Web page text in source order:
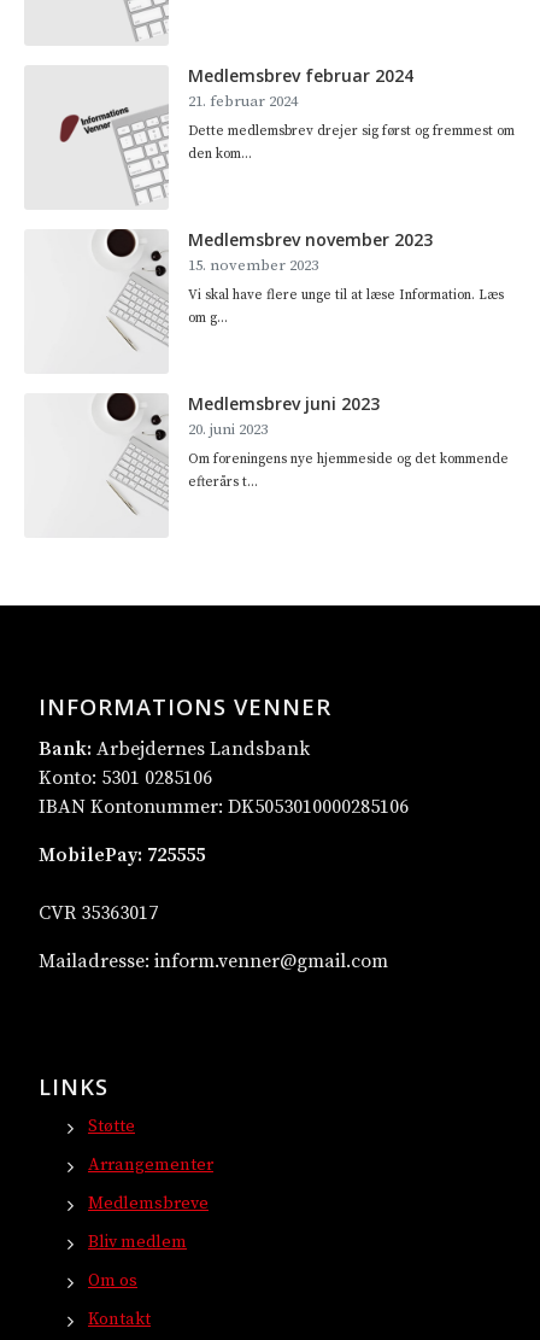
Medlemsbrev februar 2024
21. februar 2024
Dette medlemsbrev drejer sig først og fremmest om
den kom...
Medlemsbrev november 2023
15. november 2023
Vi skal have flere unge til at læse Information. Læs
om g...
Medlemsbrev juni 2023
20. juni 2023
Om foreningens nye hjemmeside og det kommende
efterårs t...
INFORMATIONS VENNER
Bank: Arbejdernes Landsbank
Konto: 5301 0285106
IBAN Kontonummer: DK5053010000285106
MobilePay: 725555
CVR 35363017
Mailadresse: inform.venner@gmail.com
LINKS
Støtte
Arrangementer
Medlemsbreve
Bliv medlem
Om os
Kontakt